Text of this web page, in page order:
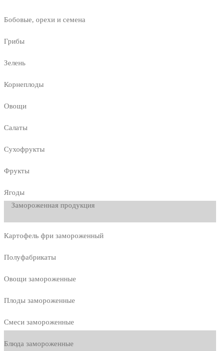
Бобовые, орехи и семена
Грибы
Зелень
Корнеплоды
Овощи
Салаты
Сухофрукты
Фрукты
Ягоды
Замороженная продукция
Картофель фри замороженный
Полуфабрикаты
Овощи замороженные
Плоды замороженные
Смеси замороженные
Блюда замороженные